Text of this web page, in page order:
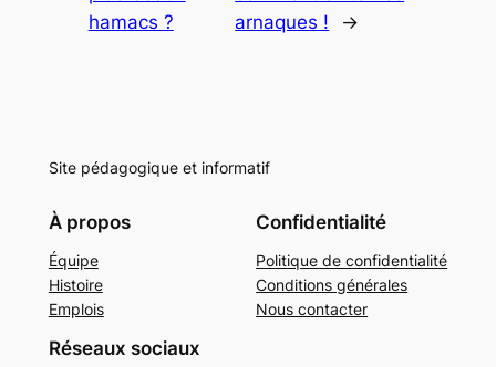
hamacs ?
arnaques !
→
Site pédagogique et informatif
À propos
Équipe
Histoire
Emplois
Confidentialité
Politique de confidentialité
Conditions générales
Nous contacter
Réseaux sociaux